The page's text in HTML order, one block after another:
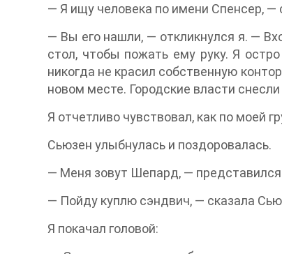
— Я ищу человека по имени Спенсер, —
— Вы его нашли, — откликнулся я. —
стол, чтобы пожать ему руку. Я
никогда не красил собственную
новом месте. Городские власти
Я отчетливо чувствовал, как по моей
Сьюзен улыбнулась и поздоровалась.
— Меня зовут Шепард, —
— Пойду куплю сэндвич, — сказала
Я покачал головой: